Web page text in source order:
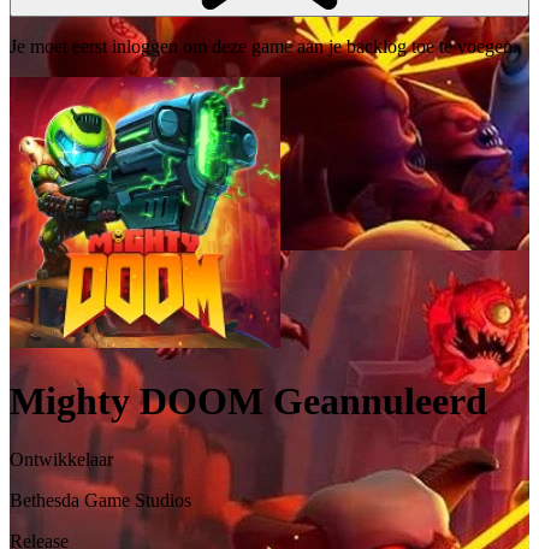
Je moet eerst inloggen om deze game aan je backlog toe te voegen.
Mighty DOOM Geannuleerd
Ontwikkelaar
Bethesda Game Studios
Release